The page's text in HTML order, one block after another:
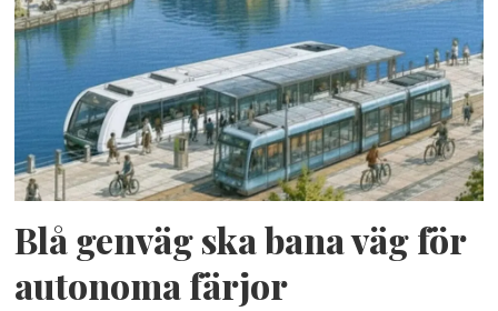
Blå genväg ska bana väg för
autonoma färjor